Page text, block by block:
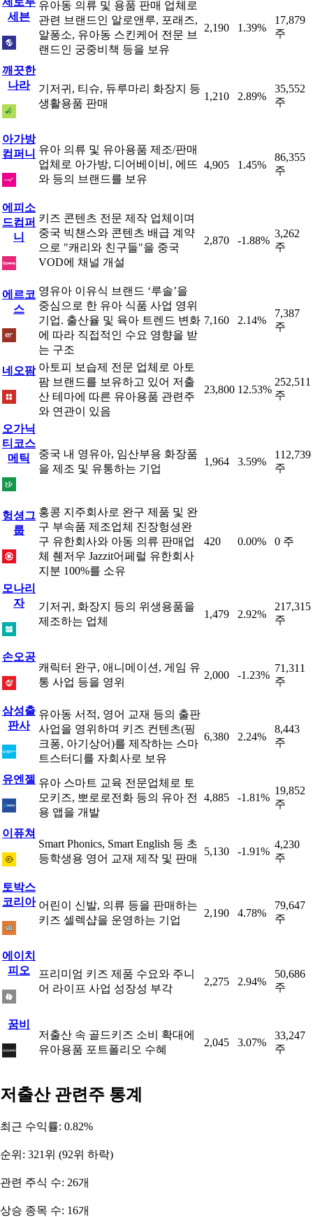
세븐
유아동 의류 및 용품 판매 업체로
관련 브랜드인 알로앤루, 포래즈,
알퐁소, 유아동 스킨케어 전문 브
랜드인 궁중비책 등을 보유
2,190 1.39%
17,879
주
깨끗한
나라
기저귀, 티슈, 듀루마리 화장지 등
생활용품 판매
1,210 2.89%
35,552
주
아가방
컴퍼니 유아 의류 및 유아용품 제조/판매
업체로 아가방, 디어베이비, 에뜨
와 등의 브랜드를 보유
4,905 1.45%
86,355
주
에피소
드컴퍼
니
키즈 콘텐츠 전문 제작 업체이며
중국 빅챈스와 콘텐츠 배급 계약
으로 "캐리와 친구들"을 중국
VOD에 채널 개설
2,870 -1.88%
3,262
주
에르코
스
영유아 이유식 브랜드 ‘루솔’을
중심으로 한 유아 식품 사업 영위
기업. 출산율 및 육아 트렌드 변화
에 따라 직접적인 수요 영향을 받
는 구조
7,160 2.14%
7,387
주
네오팜 아토피 보습제 전문 업체로 아토
팜 브랜드를 보유하고 있어 저출
산 테마에 따른 유아용품 관련주
와 연관이 있음
23,800 12.53%
252,511
주
오가닉
티코스
메틱
중국 내 영유아, 임산부용 화장품
을 제조 및 유통하는 기업
1,964 3.59%
112,739
주
헝셩그
룹
홍콩 지주회사로 완구 제품 및 완
구 부속품 제조업체 진장헝셩완
구 유한회사와 아동 의류 판매업
체 췐저우 Jazzit어페럴 유한회사
지분 100%를 소유
420 0.00% 0 주
모나리
자
기저귀, 화장지 등의 위생용품을
제조하는 업체
1,479 2.92%
217,315
주
손오공
캐릭터 완구, 애니메이션, 게임 유
통 사업 등을 영위
2,000 -1.23%
71,311
주
삼성출
판사
유아동 서적, 영어 교재 등의 출판
사업을 영위하며 키즈 컨텐츠(핑
크퐁, 아기상어)를 제작하는 스마
트스터디를 자회사로 보유
6,380 2.24%
8,443
주
유엔젤 유아 스마트 교육 전문업체로 토
모키즈, 뽀로로전화 등의 유아 전
용 앱을 개발
4,885 -1.81%
19,852
주
이퓨쳐
Smart Phonics, Smart English 등 초
등학생용 영어 교재 제작 및 판매
5,130 -1.91%
4,230
주
토박스
코리아 어린이 신발, 의류 등을 판매하는
키즈 셀렉샵을 운영하는 기업
2,190 4.78%
79,647
주
에이치
피오
프리미엄 키즈 제품 수요와 주니
어 라이프 사업 성장성 부각
2,275 2.94%
50,686
주
꿈비
저출산 속 골드키즈 소비 확대에
유아용품 포트폴리오 수혜
2,045 3.07%
33,247
주
저출산 관련주 통계
최근 수익률: 0.82%
순위: 321위 (92위 하락)
관련 주식 수: 26개
상승 종목 수: 16개